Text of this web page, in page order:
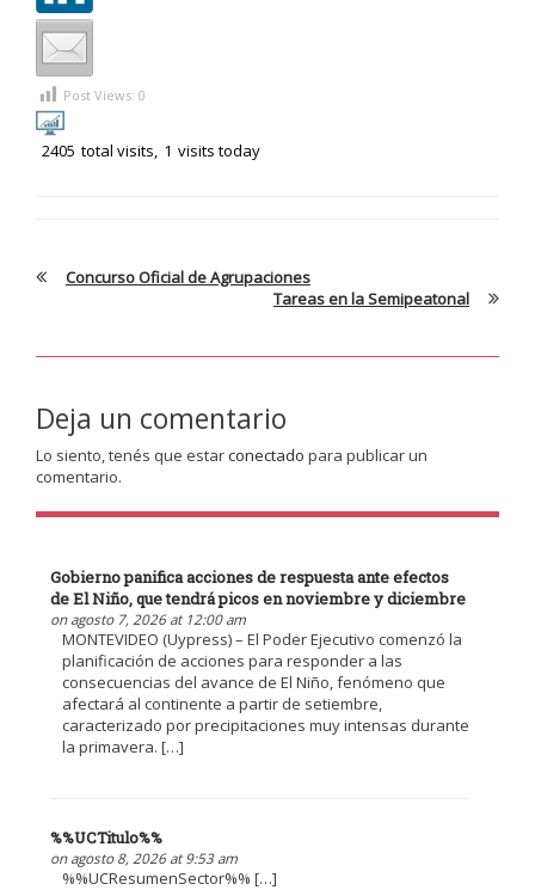
Post Views: 0
2405 total visits, 1 visits today
Concurso Oficial de Agrupaciones
Tareas en la Semipeatonal
Deja un comentario
Lo siento, tenés que estarconectado para publicar un
comentario.
Gobierno panifica acciones de respuesta ante efectos
de El Niño, que tendrá picos en noviembre y diciembre
on agosto 7, 2026 at 12:00 am
MONTEVIDEO (Uypress) – El Poder Ejecutivo comenzó la
planificación de acciones para responder a las
consecuencias del avance de El Niño, fenómeno que
afectará al continente a partir de setiembre,
caracterizado por precipitaciones muy intensas durante
la primavera. […]
%%UCTitulo%%
on agosto 8, 2026 at 9:53 am
%%UCResumenSector%% […]